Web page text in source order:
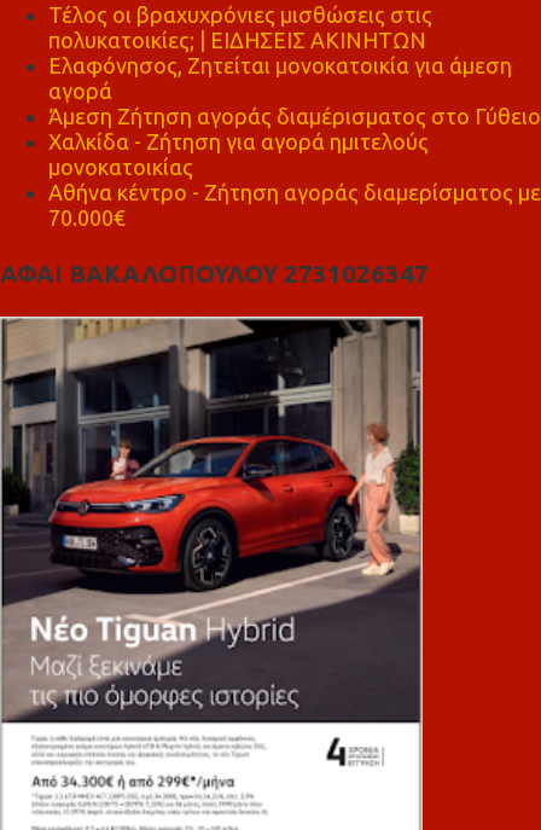
Τέλος οι βραχυχρόνιες μισθώσεις στις
πολυκατοικίες; | ΕΙΔΗΣΕΙΣ ΑΚΙΝΗΤΩΝ
Ελαφόνησος, Ζητείται μονοκατοικία για άμεση
αγορά
Άμεση Ζήτηση αγοράς διαμέρισματος στο Γύθειο
Χαλκίδα - Ζήτηση για αγορά ημιτελούς
μονοκατοικίας
Αθήνα κέντρο - Ζήτηση αγοράς διαμερίσματος με
70.000€
ΑΦΑΙ ΒΑΚΑΛΟΠΟΥΛΟΥ 2731026347